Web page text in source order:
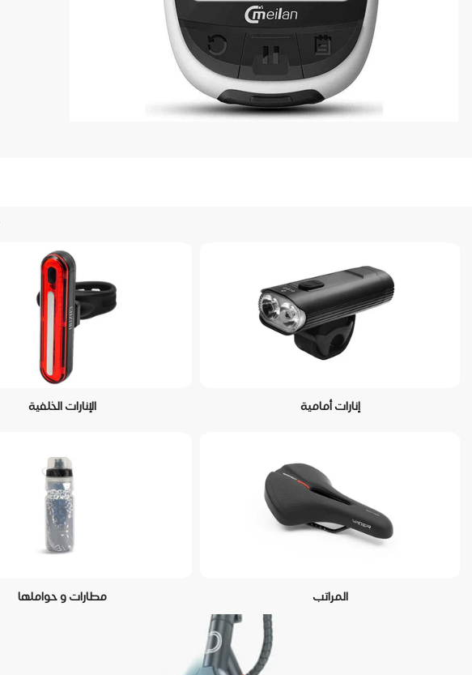
إنارات أمامية الإنارات الخلفية
المراتب مطارات و حواملها